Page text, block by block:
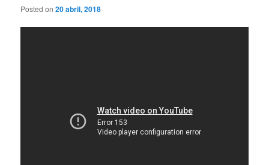
Posted on20 abril, 2018